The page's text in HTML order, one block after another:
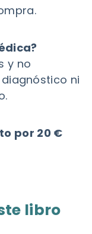
y no
ni
por 20 €
libro